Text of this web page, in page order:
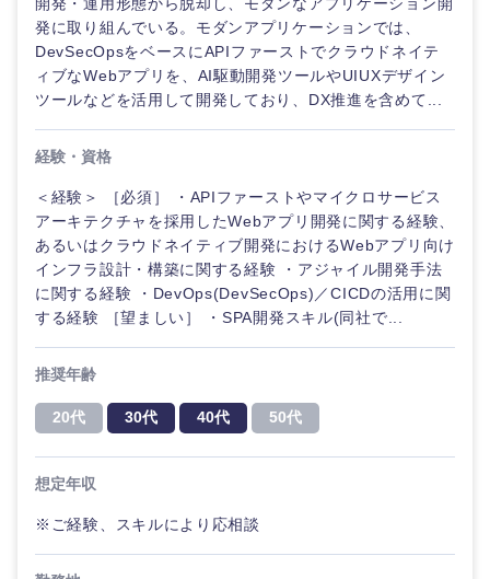
発に取り組んでいる。モダンアプリケーションでは、
DevSecOpsをベースにAPIファーストでクラウドネイテ
ィブなWebアプリを、AI駆動開発ツールやUIUXデザイン
ツールなどを活用して開発しており、DX推進を含めて...
経験・資格
＜経験＞ ［必須］ ・APIファーストやマイクロサービス
アーキテクチャを採用したWebアプリ開発に関する経験、
あるいはクラウドネイティブ開発におけるWebアプリ向け
インフラ設計・構築に関する経験 ・アジャイル開発手法
に関する経験 ・DevOps(DevSecOps)／CICDの活用に関
する経験 ［望ましい］ ・SPA開発スキル(同社で...
推奨年齢
20代 30代 40代 50代
想定年収
※ご経験、スキルにより応相談